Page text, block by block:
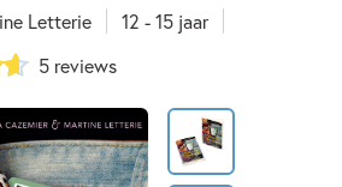
Letterie 12 - 15 jaar
5 reviews